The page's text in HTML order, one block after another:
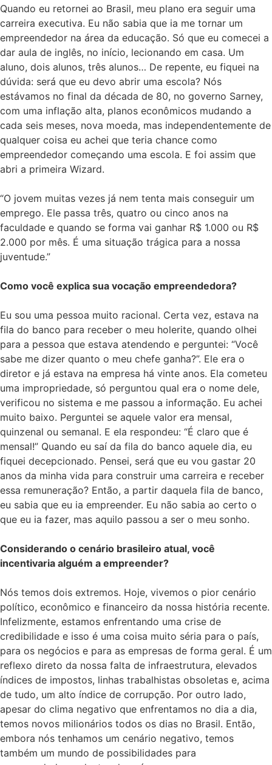
Quando eu retornei ao Brasil, meu plano era seguir uma
carreira executiva. Eu não sabia que ia me tornar um
empreendedor na área da educação. Só que eu comecei a
dar aula de inglês, no início, lecionando em casa. Um
aluno, dois alunos, três alunos… De repente, eu fiquei na
dúvida: será que eu devo abrir uma escola? Nós
estávamos no final da década de 80, no governo Sarney,
com uma inflação alta, planos econômicos mudando a
cada seis meses, nova moeda, mas independentemente de
qualquer coisa eu achei que teria chance como
empreendedor começando uma escola. E foi assim que
abri a primeira Wizard.
“O jovem muitas vezes já nem tenta mais conseguir um
emprego. Ele passa três, quatro ou cinco anos na
faculdade e quando se forma vai ganhar R$ 1.000 ou R$
2.000 por mês. É uma situação trágica para a nossa
juventude.”
Como você explica sua vocação empreendedora?
Eu sou uma pessoa muito racional. Certa vez, estava na
fila do banco para receber o meu holerite, quando olhei
para a pessoa que estava atendendo e perguntei: “Você
sabe me dizer quanto o meu chefe ganha?”. Ele era o
diretor e já estava na empresa há vinte anos. Ela cometeu
uma impropriedade, só perguntou qual era o nome dele,
verificou no sistema e me passou a informação. Eu achei
muito baixo. Perguntei se aquele valor era mensal,
quinzenal ou semanal. E ela respondeu: “É claro que é
mensal!” Quando eu saí da fila do banco aquele dia, eu
fiquei decepcionado. Pensei, será que eu vou gastar 20
anos da minha vida para construir uma carreira e receber
essa remuneração? Então, a partir daquela fila de banco,
eu sabia que eu ia empreender. Eu não sabia ao certo o
que eu ia fazer, mas aquilo passou a ser o meu sonho.
Considerando o cenário brasileiro atual, você
incentivaria alguém a empreender?
Nós temos dois extremos. Hoje, vivemos o pior cenário
político, econômico e financeiro da nossa história recente.
Infelizmente, estamos enfrentando uma crise de
credibilidade e isso é uma coisa muito séria para o país,
para os negócios e para as empresas de forma geral. É um
reflexo direto da nossa falta de infraestrutura, elevados
índices de impostos, linhas trabalhistas obsoletas e, acima
de tudo, um alto índice de corrupção. Por outro lado,
apesar do clima negativo que enfrentamos no dia a dia,
temos novos milionários todos os dias no Brasil. Então,
embora nós tenhamos um cenário negativo, temos
também um mundo de possibilidades para